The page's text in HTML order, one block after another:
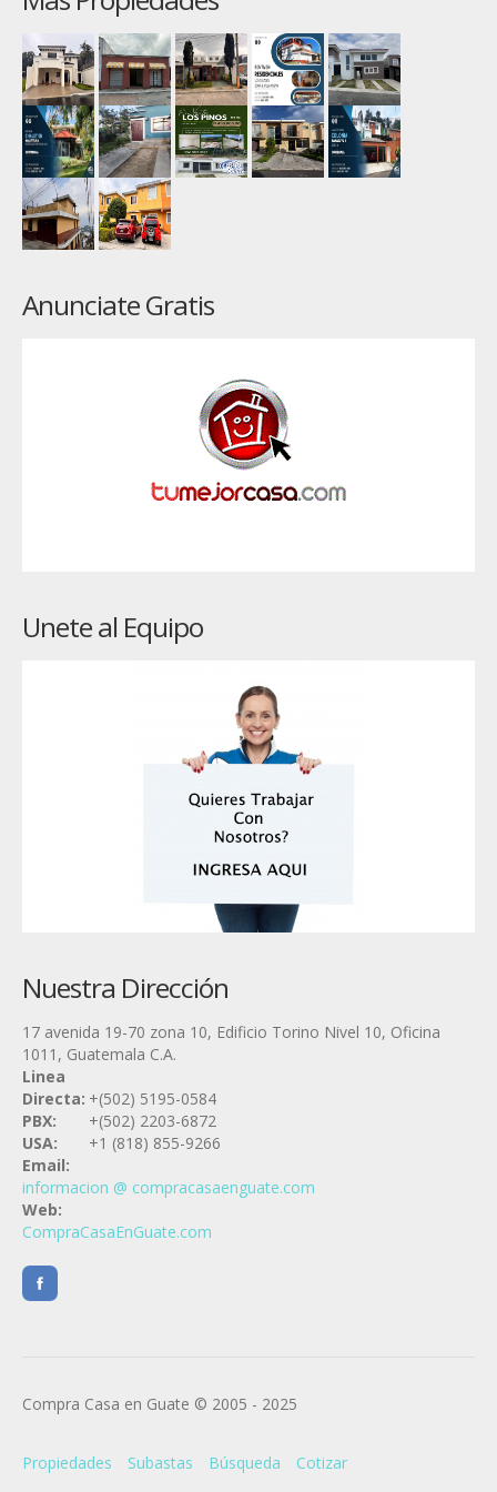
Anunciate Gratis
Unete al Equipo
Nuestra Dirección
17 avenida 19-70 zona 10, Edificio Torino Nivel 10, Oficina
1011, Guatemala C.A.
Linea
Directa: +(502) 5195-0584
PBX:
+(502) 2203-6872
USA:
+1 (818) 855-9266
Email:
informacion @ compracasaenguate.com
Web:
CompraCasaEnGuate.com
Compra Casa en Guate © 2005 - 2025
Propiedades Subastas Búsqueda Cotizar